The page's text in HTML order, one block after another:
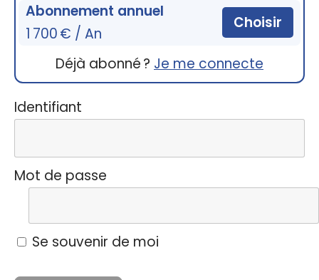
Abonnement annuel
1 700 € / An
Choisir
Déjà abonné ? Je me connecte
Identifiant
Mot de passe
Se souvenir de moi